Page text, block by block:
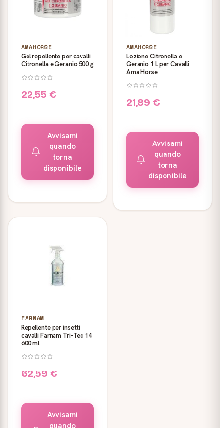
AMAHORSE
Gel repellente per cavalli
Citronella e Geranio 500 g
22,55 €
Avvisami
quando
torna
disponibile
AMAHORSE
Lozione Citronella e
Geranio 1 L per Cavalli
Ama Horse
21,89 €
Avvisami
quando
torna
disponibile
FARNAM
Repellente per insetti
cavalli Farnam Tri-Tec 14
600 ml
62,59 €
Avvisami
quando